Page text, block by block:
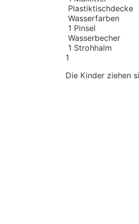
Plastiktischdecke
Wasserfarben
1 Pinsel
Wasserbecher
1 Strohhalm
1
Die Kinder ziehen